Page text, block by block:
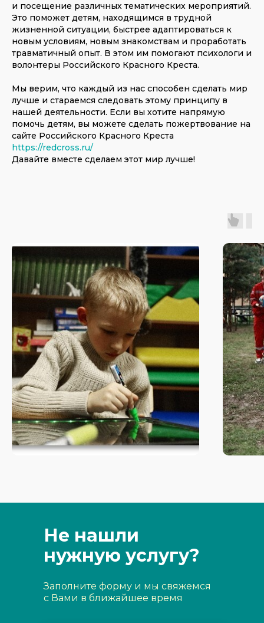
и посещение различных тематических мероприятий.
Это поможет детям, находящимся в трудной
жизненной ситуации, быстрее адаптироваться к
новым условиям, новым знакомствам и проработать
травматичный опыт. В этом им помогают психологи и
волонтеры Российского Красного Креста.
Мы верим, что каждый из нас способен сделать мир
лучше и стараемся следовать этому принципу в
нашей деятельности. Если вы хотите напрямую
помочь детям, вы можете сделать пожертвование на
сайте Российского Красного Креста
https://redcross.ru/
Давайте вместе сделаем этот мир лучше!
Не нашли
нужную услугу?
Заполните форму и мы свяжемся
с Вами в ближайшее время